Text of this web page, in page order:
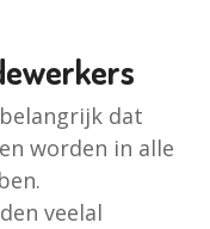
dat
worden in alle
veelal